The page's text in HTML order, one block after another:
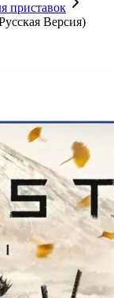
приставок
Версия)